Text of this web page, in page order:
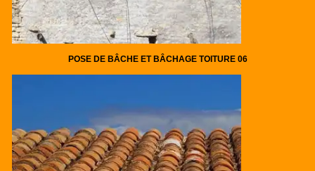
POSE DE BÂCHE ET BÂCHAGE TOITURE 06